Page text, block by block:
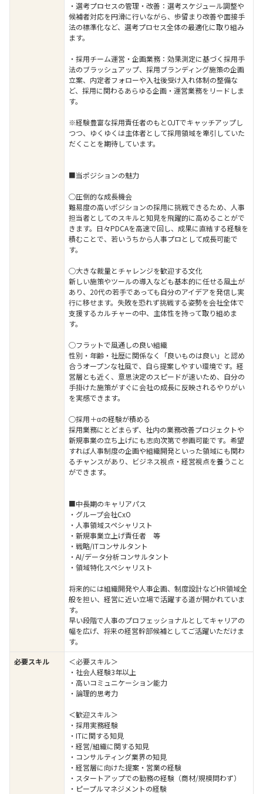
・選考プロセスの管理・改善：選考スケジュール調整や
候補者対応を円滑に行いながら、歩留まり改善や面接手
法の標準化など、選考プロセス全体の最適化に取り組み
ます。
・採用チーム運営・企画業務：効果測定に基づく採用手
法のブラッシュアップ、採用ブランディング施策の企画
立案、内定者フォローや入社後受け入れ体制の整備な
ど、採用に関わるあらゆる企画・運営業務をリードしま
す。
※経験豊富な採用責任者のもとOJTでキャッチアップし
つつ、ゆくゆくは主体者として採用領域を牽引していた
だくことを期待しています。
■当ポジションの魅力
◯圧倒的な成長機会
難易度の高いポジションの採用に挑戦できるため、人事
担当者としてのスキルと知見を飛躍的に高めることがで
きます。日々PDCAを高速で回し、成果に直結する経験を
積むことで、若いうちから人事プロとして成長可能で
す。
◯大きな裁量とチャレンジを歓迎する文化
新しい施策やツールの導入なども基本的に任せる風土が
あり、20代の若手であっても自分のアイデアを発信し実
行に移せます。失敗を恐れず挑戦する姿勢を会社全体で
支援するカルチャーの中、主体性を持って取り組めま
す。
◯フラットで風通しの良い組織
性別・年齢・社歴に関係なく「良いものは良い」と認め
合うオープンな社風で、自ら提案しやすい環境です。経
営層とも近く、意思決定のスピードが速いため、自分の
手掛けた施策がすぐに会社の成長に反映されるやりがい
を実感できます。
◯採用＋αの経験が積める
採用業務にとどまらず、社内の業務改善プロジェクトや
新規事業の立ち上げにも志向次第で参画可能です。希望
すれば人事制度の企画や組織開発といった領域にも関わ
るチャンスがあり、ビジネス視点・経営視点を養うこと
ができます。
■中長期のキャリアパス
・グループ会社CxO
・人事領域スペシャリスト
・新規事業立上げ責任者 等
・戦略/ITコンサルタント
・AI/データ分析コンサルタント
・領域特化スペシャリスト
将来的には組織開発や人事企画、制度設計などHR領域全
般を担い、経営に近い立場で活躍する道が開かれていま
す。
早い段階で人事のプロフェッショナルとしてキャリアの
幅を広げ、将来の経営幹部候補としてご活躍いただけま
す。
必要スキル
＜必要スキル＞
・社会人経験3年以上
・高いコミュニケーション能力
・論理的思考力
＜歓迎スキル＞
・採用実務経験
・ITに関する知見
・経営/組織に関する知見
・コンサルティング業界の知見
・経営層に向けた提案・営業の経験
・スタートアップでの勤務の経験（商材/規模問わず）
・ピープルマネジメントの経験